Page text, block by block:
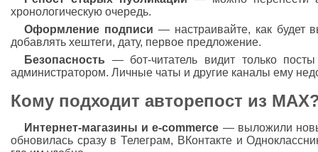
хронологическую очередь.
Оформление подписи — настраивайте, как будет
добавлять хештеги, дату, первое предложение.
Безопасность — бот-читатель видит только
администратором. Личные чаты и другие каналы ему
Кому подходит авторепост из
Интернет-магазины и e-commerce — выложили
обновилась сразу в Телеграм, ВКонтакте и